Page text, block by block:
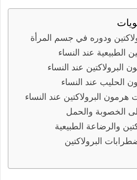
ودوره في جسم المرأة
الطبيعية عند النساء
البرولاكتين عند النساء
الحليب عند النساء
البرولاكتين عند النساء
على الخصوبة والحمل
والرضاعة الطبيعية
البرولاكتين